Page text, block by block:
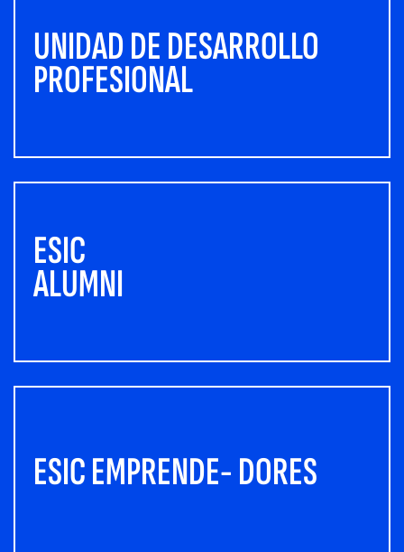
UNIDAD DE DESARROLLO
PROFESIONAL
ESIC
ALUMNI
ESIC EMPRENDE- DORES